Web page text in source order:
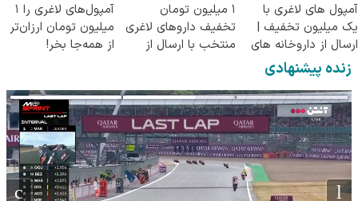
آمپول های لاغری با
یک میلیون تخفیف |
ارسال از داروخانه های
معتبر
۱ میلیون تومان
تخفیف داروهای لاغری
منتخب با ارسال از
آمپول‌های لاغری را ۱
میلیون تومان ارزان‌تر
از همه‌جا بخر!
زنده پیشنهادی